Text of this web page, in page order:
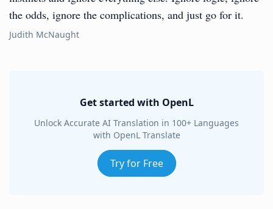
the odds, ignore the complications, and just go for it.
Judith McNaught
Get started with OpenL
Unlock Accurate AI Translation in 100+ Languages
with OpenL Translate
Try for Free